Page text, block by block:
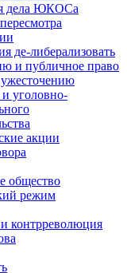
дела ЮКОСа
де-либерализовать
и публичное право
уголовно-
акции
общество
режим
контрреволюция